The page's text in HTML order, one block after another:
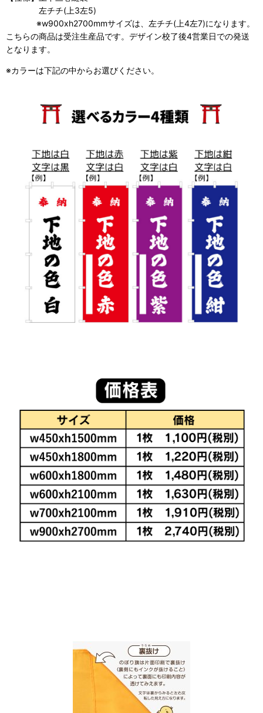
左チチ(上3左5)
※w900xh2700mmサイズは、左チチ(上4左7)になります。
こちらの商品は受注生産品です。デザイン校了後4営業日での発送
となります。
※カラーは下記の中からお選びください。